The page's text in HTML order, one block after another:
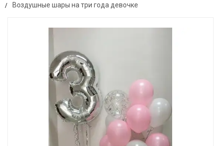
Воздушные шары на три года девочке